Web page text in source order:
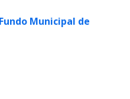
Municipal de